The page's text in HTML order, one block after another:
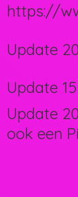
https://
Update
Update
Update
ook een